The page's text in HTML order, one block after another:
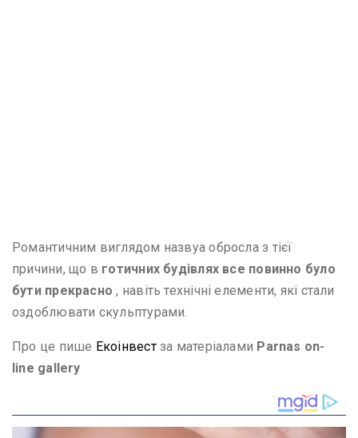
Романтичним виглядом назвуа обросла з тієї
причини, що в готичних будівлях все повинно було
бути прекрасно , навіть технічні елементи, які стали
оздоблювати скульптурами.
Про це пише Екоінвестза матеріалами Parnas on-
line gallery